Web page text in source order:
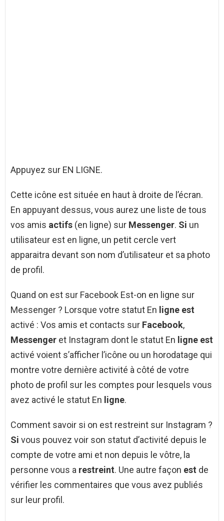
Appuyez sur EN LIGNE.
Cette icône est située en haut à droite de l’écran.
En appuyant dessus, vous aurez une liste de tous
vos amis actifs (en ligne) sur Messenger. Si un
utilisateur est en ligne, un petit cercle vert
apparaitra devant son nom d’utilisateur et sa photo
de profil.
Quand on est sur Facebook Est-on en ligne sur
Messenger ? Lorsque votre statut En ligne est
activé : Vos amis et contacts sur Facebook,
Messenger et Instagram dont le statut En ligne est
activé voient s’afficher l’icône ou un horodatage qui
montre votre dernière activité à côté de votre
photo de profil sur les comptes pour lesquels vous
avez activé le statut En ligne.
Comment savoir si on est restreint sur Instagram ?
Si vous pouvez voir son statut d’activité depuis le
compte de votre ami et non depuis le vôtre, la
personne vous a restreint. Une autre façon est de
vérifier les commentaires que vous avez publiés
sur leur profil.